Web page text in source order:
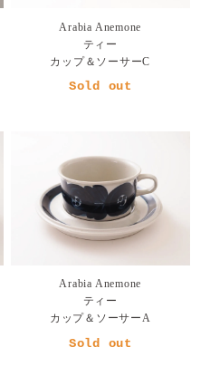
Arabia Anemone
ティー
カップ＆ソーサーC
Sold out
Arabia Anemone
ティー
カップ＆ソーサーA
Sold out